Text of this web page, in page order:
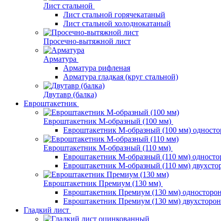
Лист стальной
Лист стальной горячекатаный
Лист стальной холоднокатаный
Просечно-вытяжной лист
Арматура
Арматура рифленая
Арматура гладкая (круг стальной)
Двутавр (балка)
Евроштакетник
Евроштакетник М-образный (100 мм)
Евроштакетник М-образный (100 мм)
Евроштакетник М-образный (110 мм)
Евроштакетник М-образный (110 мм)
Евроштакетник М-образный (110 мм)
Евроштакетник Премиум (130 мм)
Евроштакетник Премиум (130 мм)
Евроштакетник Премиум (130 мм)
Гладкий лист